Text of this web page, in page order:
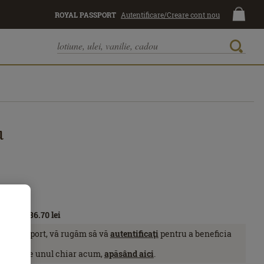
ROYAL PASSPORT Autentificare/Creare cont nou
236.70lei
Passport, vă rugăm să vă autentificaţi pentru a beneficia
obţine unul chiar acum, apăsând aici